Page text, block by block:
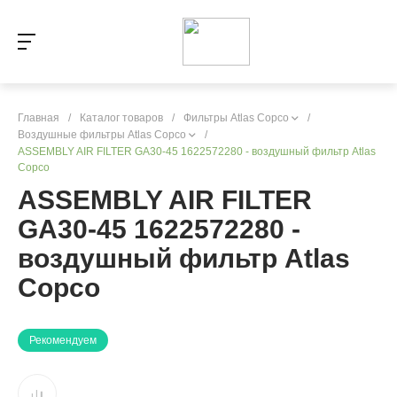
Главная / Каталог товаров / Фильтры Atlas Copco
/
Воздушные фильтры Atlas Copco
/
ASSEMBLY AIR FILTER GA30-45 1622572280 - воздушный фильтр Atlas
Copco
ASSEMBLY AIR FILTER
GA30-45 1622572280 -
воздушный фильтр Atlas
Copco
Рекомендуем